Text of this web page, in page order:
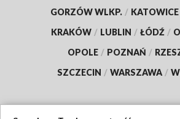
GORZÓW WLKP. / KATOWICE
KRAKÓW / LUBLIN / ŁÓDŹ /
OPOLE / POZNAŃ /
SZCZECIN / WARSZAWA /